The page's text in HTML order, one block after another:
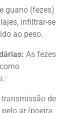
guano (fezes)
infiltrar-se
ao peso.
As fezes
transmissão de
ar (poeira